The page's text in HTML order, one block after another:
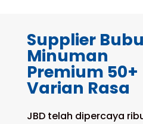
Supplier
Minuman
Premium 50+
Varian Rasa
JBD telah dipercaya